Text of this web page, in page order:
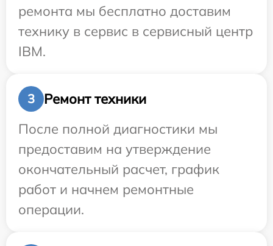
ремонта мы бесплатно доставим
технику в сервис в сервисный центр
IBM.
3
Ремонт техники
После полной диагностики мы
предоставим на утверждение
окончательный расчет, график
работ и начнем ремонтные
операции.